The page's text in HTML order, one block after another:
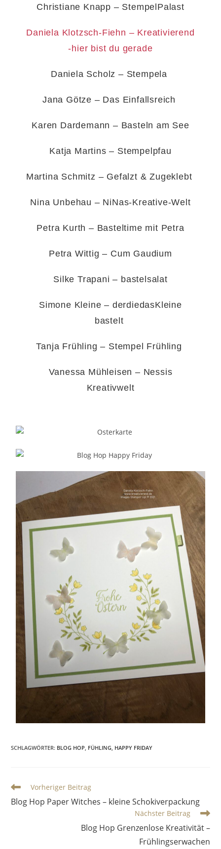
Christiane Knapp – StempelPalast
Daniela Klotzsch-Fiehn – Kreativierend
-hier bist du gerade
Daniela Scholz – Stempela
Jana Götze – Das Einfallsreich
Karen Dardemann – Basteln am See
Katja Martins – Stempelpfau
Martina Schmitz – Gefalzt & Zugeklebt
Nina Unbehau – NiNas-Kreative-Welt
Petra Kurth – Basteltime mit Petra
Petra Wittig – Cum Gaudium
Silke Trapani – bastelsalat
Simone Kleine – derdiedasKleine
bastelt
Tanja Frühling – Stempel Frühling
Vanessa Mühleisen – Nessis
Kreativwelt
SCHLAGWÖRTER: BLOG HOP, FÜHLING, HAPPY FRIDAY
Vorheriger Beitrag
Blog Hop Paper Witches – kleine Schokiverpackung
Nächster Beitrag
Blog Hop Grenzenlose Kreativität –
Frühlingserwachen